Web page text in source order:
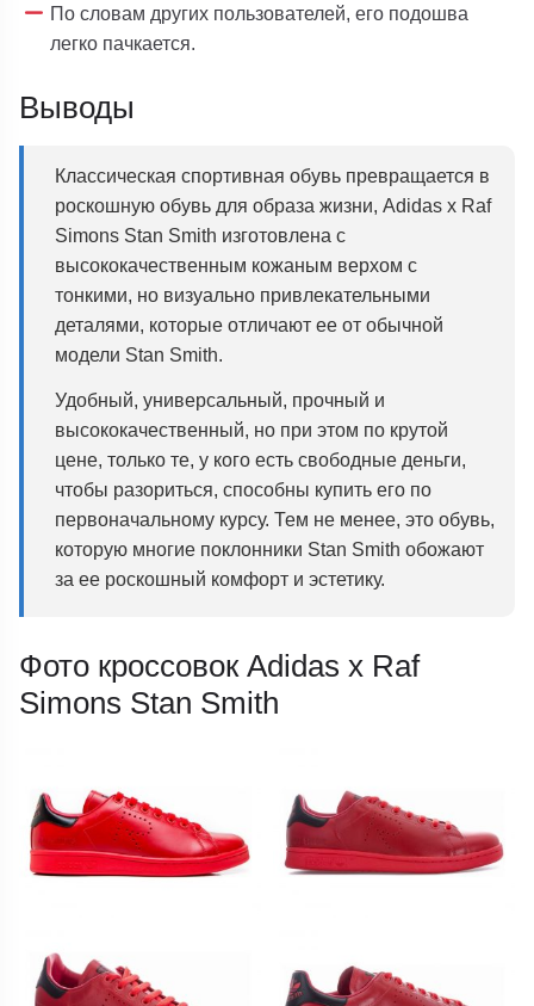
По словам других пользователей, его подошва
легко пачкается.
Выводы
Классическая спортивная обувь превращается в
роскошную обувь для образа жизни, Adidas x Raf
Simons Stan Smith изготовлена с
высококачественным кожаным верхом с
тонкими, но визуально привлекательными
деталями, которые отличают ее от обычной
модели Stan Smith.
Удобный, универсальный, прочный и
высококачественный, но при этом по крутой
цене, только те, у кого есть свободные деньги,
чтобы разориться, способны купить его по
первоначальному курсу. Тем не менее, это обувь,
которую многие поклонники Stan Smith обожают
за ее роскошный комфорт и эстетику.
Фото кроссовок Adidas x Raf
Simons Stan Smith